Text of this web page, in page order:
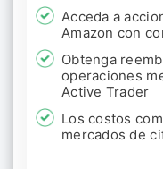
Acceda a
Amazon con
Obtenga
operaciones
Active Trader
Los costos
mercados de